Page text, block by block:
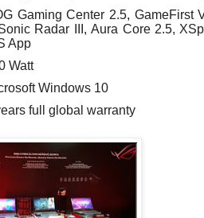
Gaming Center 2.5, GameFirst
Radar III ,Aura Core 2.5,
App
Watt
Windows 10
full global warranty